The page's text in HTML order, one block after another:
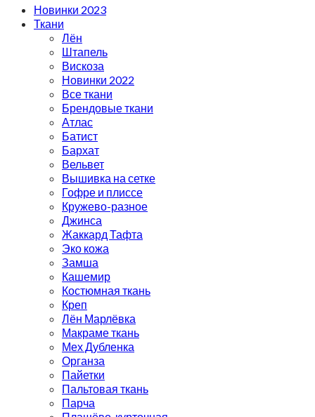
Новинки 2023
Ткани
Лён
Штапель
Вискоза
Новинки 2022
Все ткани
Брендовые ткани
Атлас
Батист
Бархат
Вельвет
Вышивка на сетке
Гофре и плиссе
Кружево-разное
Джинса
Жаккард Тафта
Эко кожа
Замша
Кашемир
Костюмная ткань
Креп
Лён Марлёвка
Макраме ткань
Мех Дубленка
Органза
Пайетки
Пальтовая ткань
Парча